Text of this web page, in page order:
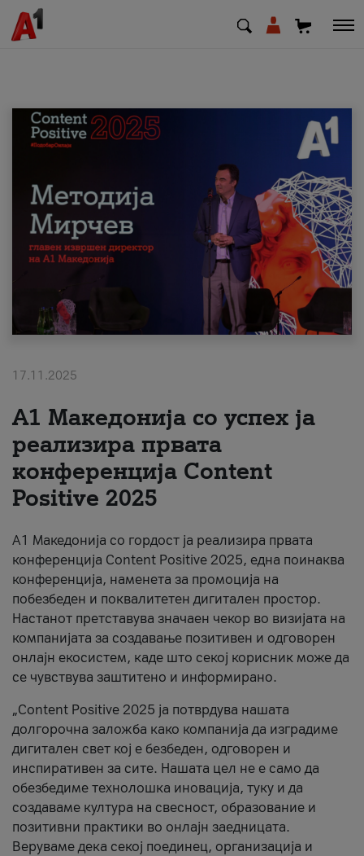
МК EN
Приватни Деловни
Поддршка
Надополни кредит
#ПодобарОнлајн
17.11.2025
А1 Македонија со успех ја
реализира првата
конференција Content
Positive 2025
А1 Македонија со гордост ја реализира првата
конференција Content Positive 2025, една поинаква
конференција, наменета за промоција на
побезбеден и поквалитетен дигитален простор.
Настанот претставува значаен чекор во визијата на
компанијата за создавање позитивен и одговорен
онлајн екосистем, каде што секој корисник може да
се чувствува заштитено и информирано.
„Content Positive 2025 ја потврдува нашата
долгорочна заложба како компанија да изградиме
дигитален свет кој е безбеден, одговорен и
инспиративен за сите. Нашата цел не е само да
обезбедиме технолошка иновација, туку и да
создаваме култура на свесност, образование и
позитивни практики во онлајн заедницата.
Веруваме дека секој поединец, организација и